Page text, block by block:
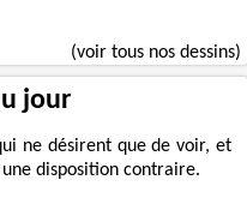
(voir tous nos dessins)
jour
ne désirent que de voir, et
disposition contraire.